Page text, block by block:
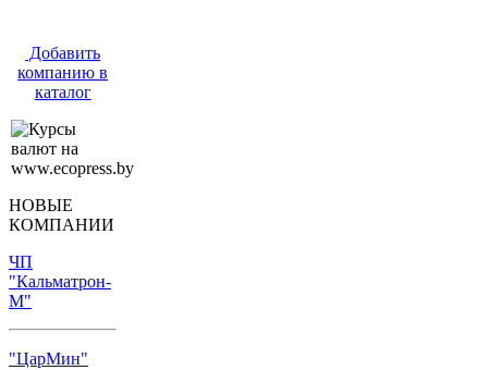
Добавить
компанию в
каталог
НОВЫЕ
КОМПАНИИ
ЧП
"Кальматрон-
М"
"ЦарМин"